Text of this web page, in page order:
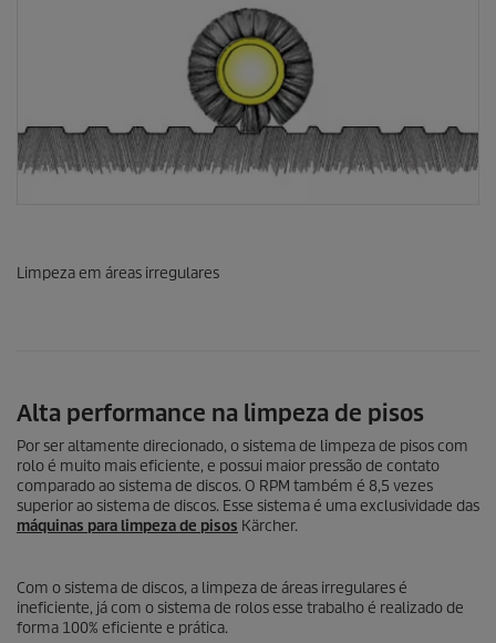
Limpeza em áreas irregulares
Alta performance na limpeza de pisos
Por ser altamente direcionado, o sistema de limpeza de pisos com
rolo é muito mais eficiente, e possui maior pressão de contato
comparado ao sistema de discos. O RPM também é 8,5 vezes
superior ao sistema de discos. Esse sistema é uma exclusividade das
máquinas para limpeza de pisos Kärcher.
Com o sistema de discos, a limpeza de áreas irregulares é
ineficiente, já com o sistema de rolos esse trabalho é realizado de
forma 100% eficiente e prática.